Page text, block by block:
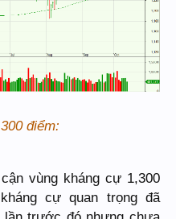
điểm:
vùng kháng cự 1,300
cự quan trọng đã